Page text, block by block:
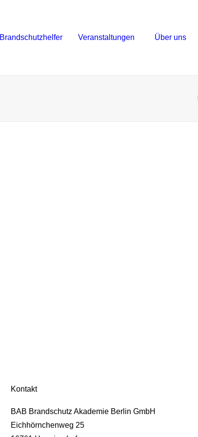
Brandschutzhelfer Veranstaltungen Über uns
Kontakt
BAB Brandschutz Akademie Berlin GmbH
Eichhörnchenweg 25